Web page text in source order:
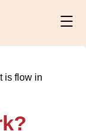
is flow in